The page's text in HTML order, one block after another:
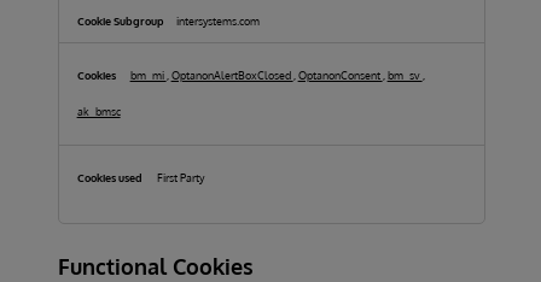
intersystems.com
bm_mi OptanonAlertBoxClosed OptanonConsent bm_sv
ak_bmsc
First Party
Functional Cookies